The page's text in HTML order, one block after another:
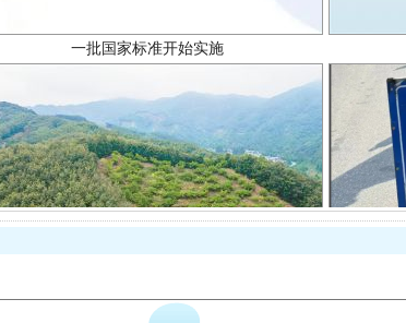
以产业富民促振兴